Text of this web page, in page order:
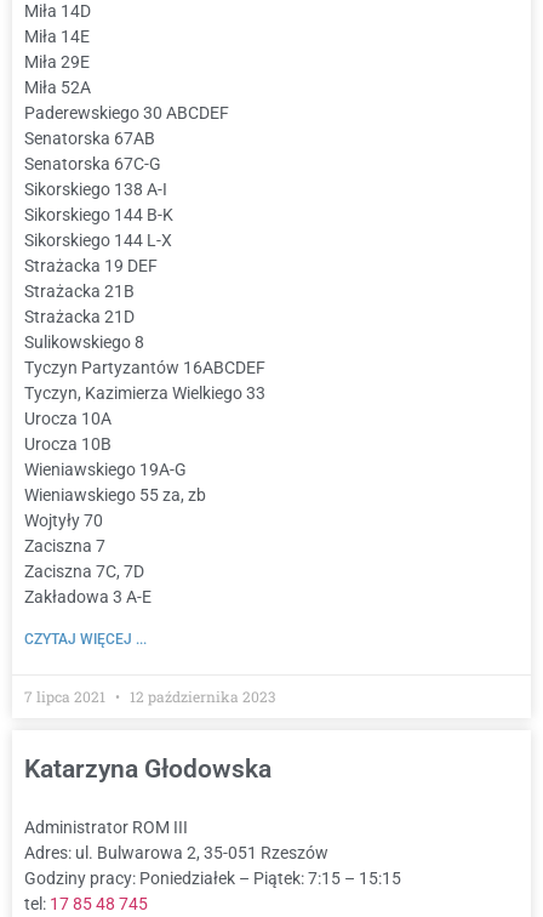
Miła 14D
Miła 14E
Miła 29E
Miła 52A
Paderewskiego 30 ABCDEF
Senatorska 67AB
Senatorska 67C-G
Sikorskiego 138 A-I
Sikorskiego 144 B-K
Sikorskiego 144 L-X
Strażacka 19 DEF
Strażacka 21B
Strażacka 21D
Sulikowskiego 8
Tyczyn Partyzantów 16ABCDEF
Tyczyn, Kazimierza Wielkiego 33
Urocza 10A
Urocza 10B
Wieniawskiego 19A-G
Wieniawskiego 55 za, zb
Wojtyły 70
Zaciszna 7
Zaciszna 7C, 7D
Zakładowa 3 A-E
CZYTAJ WIĘCEJ ...
7 lipca 2021 12 października 2023
Katarzyna Głodowska
Administrator ROM III
Adres: ul. Bulwarowa 2, 35-051 Rzeszów
Godziny pracy: Poniedziałek – Piątek: 7:15 – 15:15
tel: 17 85 48 745